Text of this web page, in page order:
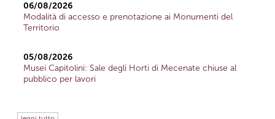
06/08/2026
Modalità di accesso e prenotazione ai Monumenti del
Territorio
05/08/2026
Musei Capitolini: Sale degli Horti di Mecenate chiuse al
pubblico per lavori